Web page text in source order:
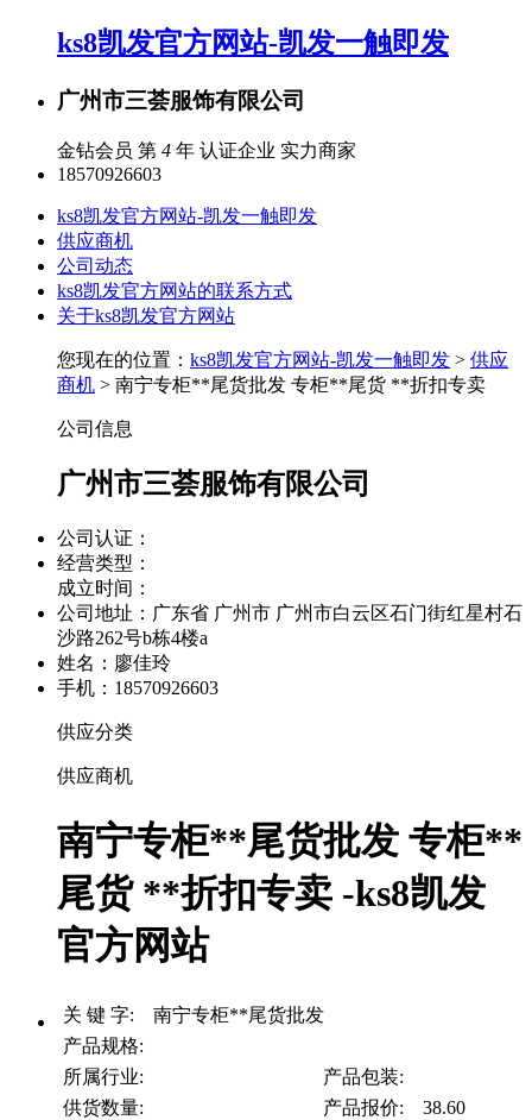
ks8凯发官方网站-凯发一触即发
广州市三荟服饰有限公司
金钻会员 第 4 年 认证企业 实力商家
18570926603
ks8凯发官方网站-凯发一触即发
供应商机
公司动态
ks8凯发官方网站的联系方式
关于ks8凯发官方网站
您现在的位置： ks8凯发官方网站-凯发一触即发 > 供应
商机 > 南宁专柜**尾货批发 专柜**尾货 **折扣专卖
公司信息
广州市三荟服饰有限公司
公司认证：
经营类型：
成立时间：
公司地址： 广东省 广州市 广州市白云区石门街红星村石
沙路262号b栋4楼a
姓名：廖佳玲
手机：18570926603
供应分类
供应商机
南宁专柜**尾货批发 专柜**
尾货 **折扣专卖 -ks8凯发
官方网站
关 键 字: 南宁专柜**尾货批发
产品规格:
所属行业:
产品包装:
供货数量:
产品报价: 38.60